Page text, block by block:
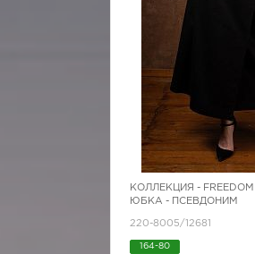
КОЛЛЕКЦИЯ - FREEDOM
ЮБКА - ПСЕВДОНИМ
220-8005/12681
164-80